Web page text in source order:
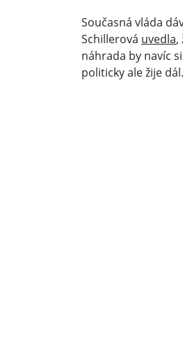
Současná vláda
Schillerová uvedla,
náhrada by navíc
politicky ale žije dál.